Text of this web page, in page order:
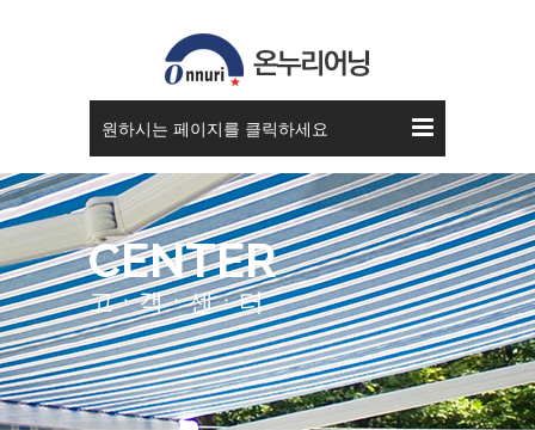
원하시는 페이지를 클릭하세요
CENTER
고ㆍ객ㆍ센ㆍ터